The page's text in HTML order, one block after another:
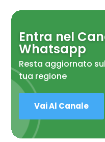
Entra nel
Whatsapp
Resta aggiornato
tua regione
Vai Al Canale